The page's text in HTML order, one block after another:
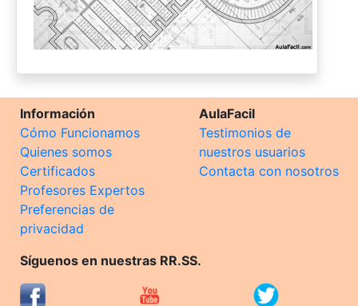
Información
Cómo Funcionamos
Quienes somos
Certificados
Profesores Expertos
Preferencias de
privacidad
AulaFacil
Testimonios de
nuestros usuarios
Contacta con nosotros
Síguenos en nuestras RR.SS.